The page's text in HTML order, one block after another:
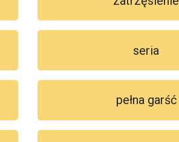
seria
pełna garść